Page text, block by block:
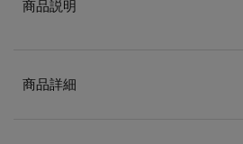
商品説明
商品詳細